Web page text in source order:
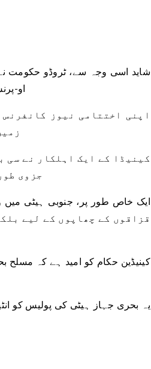
شاید اسی وجہ سے، ٹروڈو حکومت
او-
اپنی اختتامی نیوز
کینیڈا کے ایک اہلکار نے سی
جزوی
قزاقوں کے چھاپوں کے لیے
کینیڈین حکام کو امید ہے کہ
یہ بحری جہاز ہیٹی کی پولیس کو